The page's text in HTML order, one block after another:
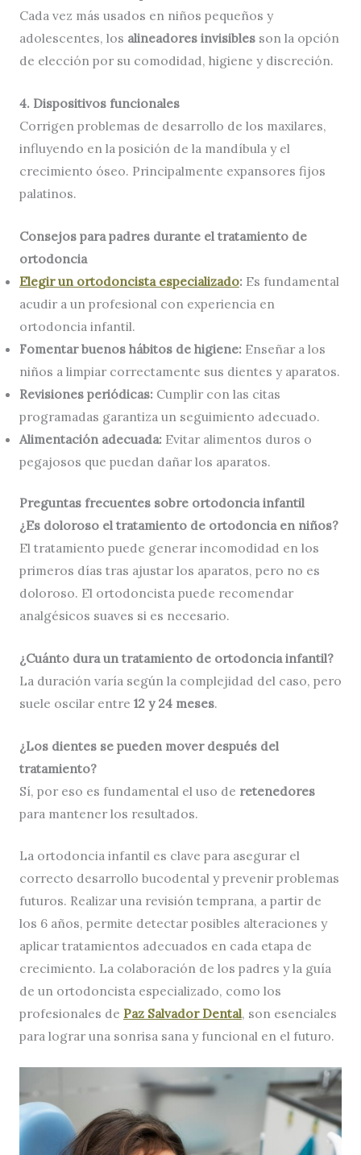
Cada vez más usados en niños pequeños y
adolescentes, los alineadores invisiblesson la opción
de elección por su comodidad, higiene y discreción.
4. Dispositivos funcionales
Corrigen problemas de desarrollo de los maxilares,
influyendo en la posición de la mandíbula y el
crecimiento óseo. Principalmente expansores fijos
palatinos.
Consejos para padres durante el tratamiento de
ortodoncia
Elegir un ortodoncista especializado: Es fundamental
acudir a un profesional con experiencia en
ortodoncia infantil.
Fomentar buenos hábitos de higiene: Enseñar a los
niños a limpiar correctamente sus dientes y aparatos.
Revisiones periódicas: Cumplir con las citas
programadas garantiza un seguimiento adecuado.
Alimentación adecuada: Evitar alimentos duros o
pegajosos que puedan dañar los aparatos.
Preguntas frecuentes sobre ortodoncia infantil
¿Es doloroso el tratamiento de ortodoncia en niños?
El tratamiento puede generar incomodidad en los
primeros días tras ajustar los aparatos, pero no es
doloroso. El ortodoncista puede recomendar
analgésicos suaves si es necesario.
¿Cuánto dura un tratamiento de ortodoncia infantil?
La duración varía según la complejidad del caso, pero
suele oscilar entre 12 y 24 meses.
¿Los dientes se pueden mover después del
tratamiento?
Sí, por eso es fundamental el uso de retenedores
para mantener los resultados.
La ortodoncia infantil es clave para asegurar el
correcto desarrollo bucodental y prevenir problemas
futuros. Realizar una revisión temprana, a partir de
los 6 años, permite detectar posibles alteraciones y
aplicar tratamientos adecuados en cada etapa de
crecimiento. La colaboración de los padres y la guía
de un ortodoncista especializado, como los
profesionales de Paz Salvador Dental, son esenciales
para lograr una sonrisa sana y funcional en el futuro.